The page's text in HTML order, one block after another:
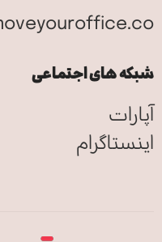
شبکه های اجتماعی
آپارات
اینستاگرام